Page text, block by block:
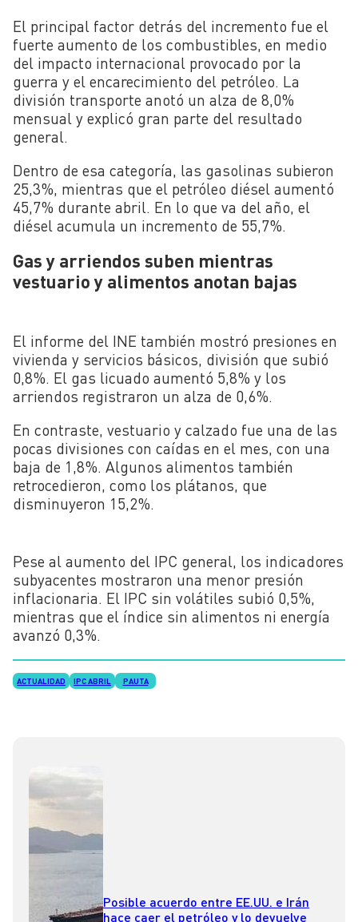
El principal factor detrás del incremento fue el
fuerte aumento de los combustibles, en medio
del impacto internacional provocado por la
guerra y el encarecimiento del petróleo. La
división transporte anotó un alza de 8,0%
mensual y explicó gran parte del resultado
general.
Dentro de esa categoría, las gasolinas subieron
25,3%, mientras que el petróleo diésel aumentó
45,7% durante abril. En lo que va del año, el
diésel acumula un incremento de 55,7%.
Gas y arriendos suben mientras
vestuario y alimentos anotan bajas
El informe del INE también mostró presiones en
vivienda y servicios básicos, división que subió
0,8%. El gas licuado aumentó 5,8% y los
arriendos registraron un alza de 0,6%.
En contraste, vestuario y calzado fue una de las
pocas divisiones con caídas en el mes, con una
baja de 1,8%. Algunos alimentos también
retrocedieron, como los plátanos, que
disminuyeron 15,2%.
Pese al aumento del IPC general, los indicadores
subyacentes mostraron una menor presión
inflacionaria. El IPC sin volátiles subió 0,5%,
mientras que el índice sin alimentos ni energía
avanzó 0,3%.
ACTUALIDAD IPC ABRIL PAUTA
Posible acuerdo entre EE.UU. e Irán
hace caer el petróleo y lo devuelve